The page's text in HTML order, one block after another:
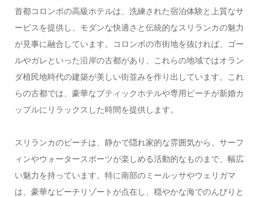
首都コロンボの高級ホテルは、洗練された宿泊体験と上質なサ
ービスを提供し、モダンな快適さと伝統的なスリランカの魅力
が見事に融合しています。コロンボの市街地を抜ければ、ゴー
ルやガレといった沿岸の古都があり、これらの地域ではオラン
ダ植民地時代の建築が美しい街並みを作り出しています。これ
らの古都では、豪華なブティックホテルや専用ビーチが新婚カ
ップルにリラックスした時間を提供します。
スリランカのビーチは、静かで隠れ家的な雰囲気から、サーフ
ィンやウォータースポーツが楽しめる活動的なものまで、幅広
い魅力を持っています。特に南部のミールッサやウェリガマ
は、豪華なビーチリゾートが点在し、穏やかな海でのんびりと